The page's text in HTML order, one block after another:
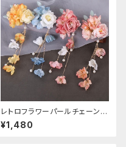
レトロフラワーパールチェーンヘ
アクリップ
¥1,480